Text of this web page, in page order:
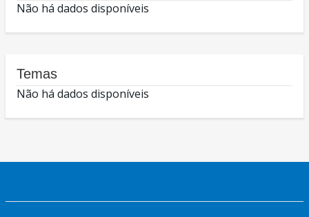
Não há dados disponíveis
Temas
Não há dados disponíveis